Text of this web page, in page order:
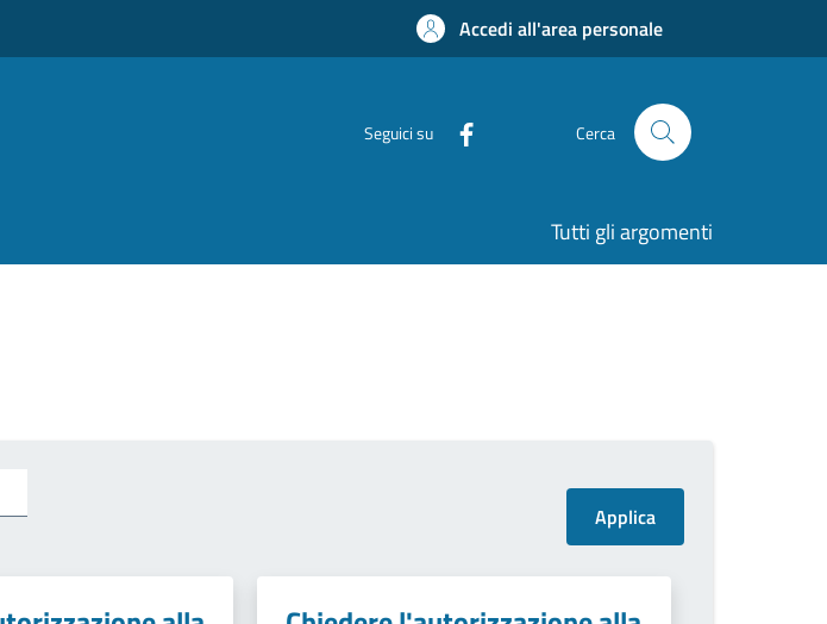
Accedi all'area personale
Seguici su Cerca
Tutti gli argomenti